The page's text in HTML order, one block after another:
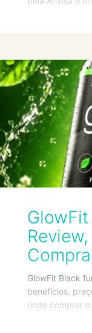
GlowFit Black
benefícios,
onde comprar o